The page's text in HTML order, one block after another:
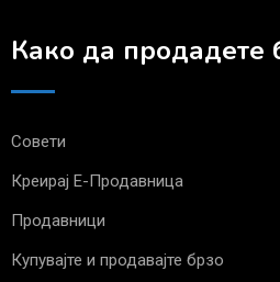
Како да продадете
Совети
Креирај Е-Продавница
Продавници
Купувајте и продавајте брзо